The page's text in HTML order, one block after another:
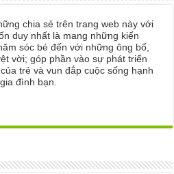
chia sẻ trên trang web này với
duy nhất là mang những kiến
sóc bé đến với những ông bố,
vời; góp phần vào sự phát triển
trẻ và vun đắp cuộc sống hạnh
đình bạn.